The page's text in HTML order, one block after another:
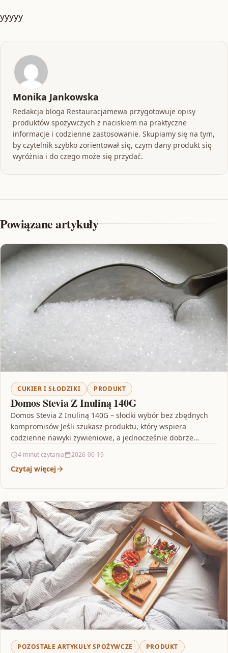
yyyyy
Monika Jankowska
Redakcja bloga Restauracjamewa przygotowuje opisy
produktów spożywczych z naciskiem na praktyczne
informacje i codzienne zastosowanie. Skupiamy się na tym,
by czytelnik szybko zorientował się, czym dany produkt się
wyróżnia i do czego może się przydać.
Powiązane artykuły
CUKIER I SŁODZIKI PRODUKT
Domos Stevia Z Inuliną 140G
Domos Stevia Z Inuliną 140G – słodki wybór bez zbędnych
kompromisów Jeśli szukasz produktu, który wspiera
codzienne nawyki żywieniowe, a jednocześnie dobrze
4 minut czytania 2026-06-19
Czytaj więcej
POZOSTAŁE ARTYKUŁY SPOŻYWCZE PRODUKT